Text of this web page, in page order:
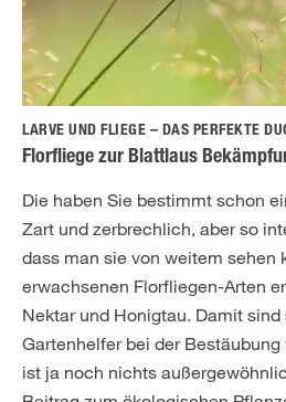
LARVE UND FLIEGE – DAS PERFEKTE
Florfliege zur Blattlaus
Die haben Sie bestimmt schon
Zart und zerbrechlich, aber so
dass man sie von weitem sehen
erwachsenen Florfliegen-Arten
Nektar und Honigtau. Damit
Gartenhelfer bei der
ist ja noch nichts